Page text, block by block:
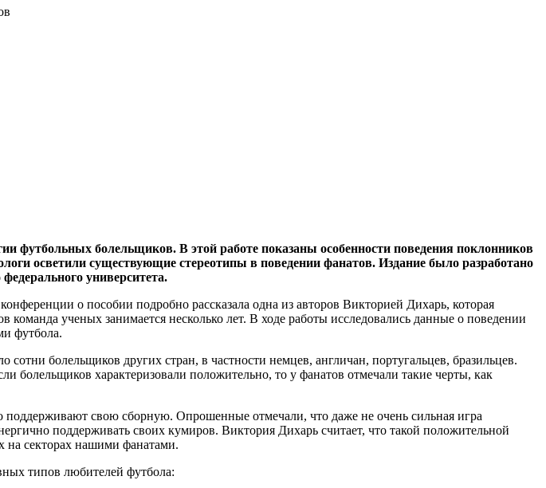
футбольных болельщиков. В этой работе показаны особенности поведения поклонников
осветили существующие стереотипы в поведении фанатов. Издание было разработано
университета.
о пособии подробно рассказала одна из авторов Викторией Дихарь, которая
ученых занимается несколько лет. В ходе работы исследовались данные о поведении
футбола.
болельщиков других стран, в частности немцев, англичан, португальцев, бразильцев.
болельщиков характеризовали положительно, то у фанатов отмечали такие черты, как
свою сборную. Опрошенные отмечали, что даже не очень сильная игра
поддерживать своих кумиров. Виктория Дихарь считает, что такой положительной
на секторах нашими фанатами.
типов любителей футбола: